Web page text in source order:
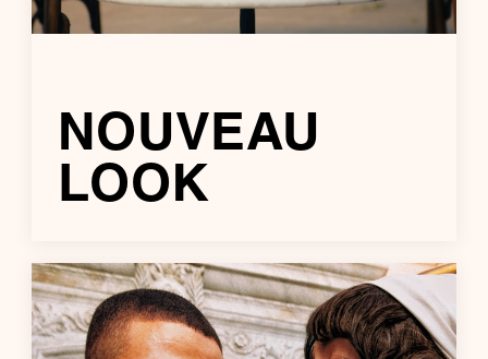
NOUVEAU
LOOK